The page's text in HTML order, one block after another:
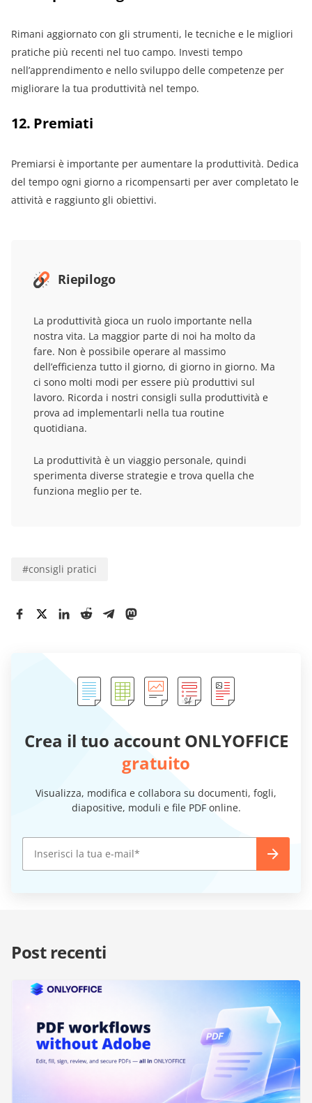
Rimani aggiornato con gli strumenti, le tecniche e le migliori
pratiche più recenti nel tuo campo. Investi tempo
nell’apprendimento e nello sviluppo delle competenze per
migliorare la tua produttività nel tempo.
12. Premiati
Premiarsi è importante per aumentare la produttività. Dedica
del tempo ogni giorno a ricompensarti per aver completato le
attività e raggiunto gli obiettivi.
Riepilogo
La produttività gioca un ruolo importante nella
nostra vita. La maggior parte di noi ha molto da
fare. Non è possibile operare al massimo
dell’efficienza tutto il giorno, di giorno in giorno. Ma
ci sono molti modi per essere più produttivi sul
lavoro. Ricorda i nostri consigli sulla produttività e
prova ad implementarli nella tua routine
quotidiana.
La produttività è un viaggio personale, quindi
sperimenta diverse strategie e trova quella che
funziona meglio per te.
#consigli pratici
Crea il tuo account ONLYOFFICE
gratuito
Visualizza, modifica e collabora su documenti, fogli,
diapositive, moduli e file PDF online.
Post recenti